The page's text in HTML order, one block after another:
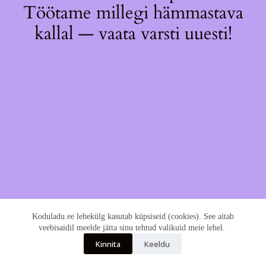
Koduladu.ee lehekülg kasutab küpsiseid (cookies). See aitab
veebisaidil meelde jätta sinu tehtud valikuid meie lehel.
Kinnita Keeldu
Töötame millegi hämmastava
kallal — vaata varsti uuesti!